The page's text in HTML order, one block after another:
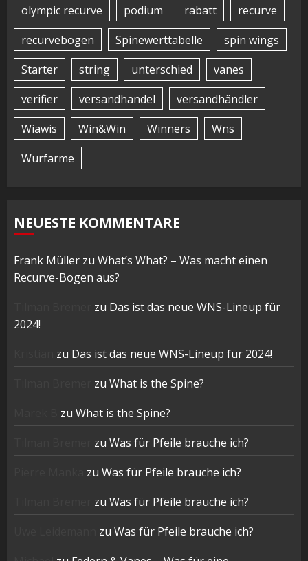
olympic recurve
podium rabatt
recurve
recurvebogen
Spinewerttabelle
spin wings
Starter
string unterschied
vanes
verifier
versandhandel
versandhändler
Wiawis
Win&Win Winners
Wns
Wurfarme
NEUESTE KOMMENTARE
Frank Müller zu What’s What? – Was macht einen
Recurve-Bogen aus?
zu Das ist das neue WNS-Lineup für
2024!
zu Das ist das neue WNS-Lineup für 2024!
zu What is the Spine?
zu What is the Spine?
zu Was für Pfeile brauche ich?
zu Was für Pfeile brauche ich?
zu Was für Pfeile brauche ich?
zu Was für Pfeile brauche ich?